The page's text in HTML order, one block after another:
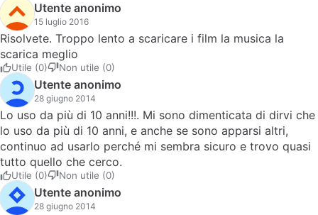
Utente anonimo
15 luglio 2016
Risolvete. Troppo lento a scaricare i film la musica la
scarica meglio
Utile (0) Non utile (0)
Utente anonimo
28 giugno 2014
Lo uso da più di 10 anni!!!. Mi sono dimenticata di dirvi che
lo uso da più di 10 anni, e anche se sono apparsi altri,
continuo ad usarlo perché mi sembra sicuro e trovo quasi
tutto quello che cerco.
Utile (0) Non utile (0)
Utente anonimo
28 giugno 2014